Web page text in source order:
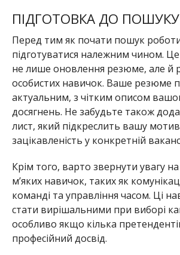
ПІДГОТОВКА ДО
Перед тим як почати пошук
підготуватися належним чином.
не лише оновлення резюме, але й
особистих навичок. Ваше резюме
актуальним, з чітким описом
досягнень. Не забудьте також
лист, який підкреслить вашу
зацікавленість у конкретній
Крім того, варто звернути увагу
м’яких навичок, таких як
команді та управління часом. Ці
стати вирішальними при виборі
особливо якщо кілька
професійний досвід.